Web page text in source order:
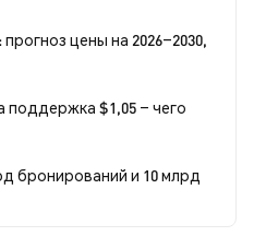
цены на 2026–2030,
поддержка $1,05 – чего
бронирований и 10 млрд